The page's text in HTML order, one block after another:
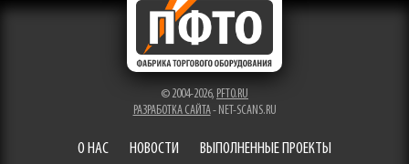
© 2004-2026, PFTO.RU
РАЗРАБОТКА САЙТА- NET-SCANS.RU
О НАС НОВОСТИ
ВЫПОЛНЕННЫЕ ПРОЕКТЫ